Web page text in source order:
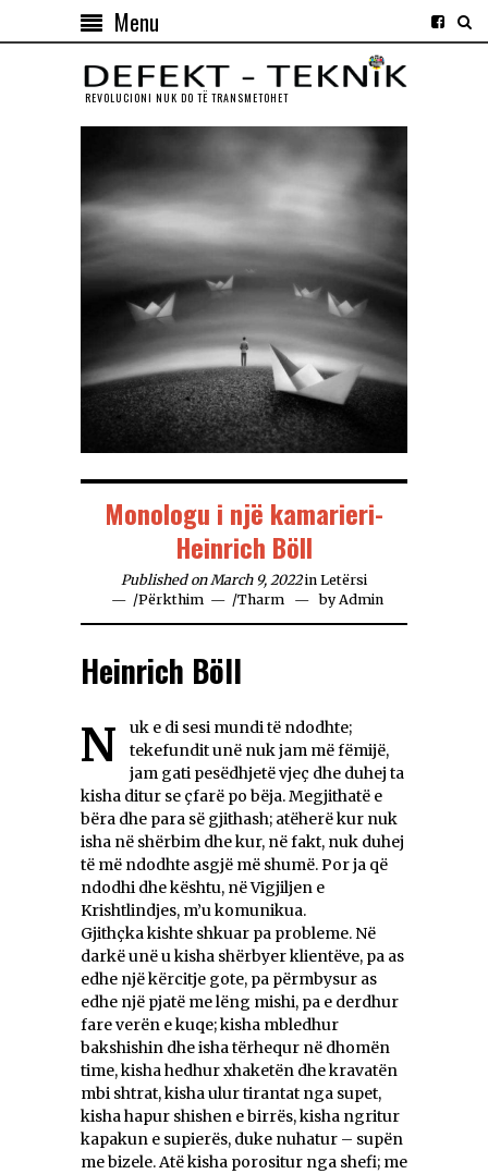
Menu
REVOLUCIONI NUK DO TЁ TRANSMETOHET
Monologu i një kamarieri-
Heinrich Böll
Published on March 9, 2022 in Letërsi
/Përkthim /Tharm byAdmin
Heinrich Böll
Nuk e di sesi mundi të ndodhte;
tekefundit unë nuk jam më fëmijë,
jam gati pesëdhjetë vjeç dhe duhej ta
kisha ditur se çfarë po bëja. Megjithatë e
bëra dhe para së gjithash; atëherë kur nuk
isha në shërbim dhe kur, në fakt, nuk duhej
të më ndodhte asgjë më shumë. Por ja që
ndodhi dhe kështu, në Vigjiljen e
Krishtlindjes, m’u komunikua.
Gjithçka kishte shkuar pa probleme. Në
darkë unë u kisha shërbyer klientëve, pa as
edhe një kërcitje gote, pa përmbysur as
edhe një pjatë me lëng mishi, pa e derdhur
fare verën e kuqe; kisha mbledhur
bakshishin dhe isha tërhequr në dhomën
time, kisha hedhur xhaketën dhe kravatën
mbi shtrat, kisha ulur tirantat nga supet,
kisha hapur shishen e birrës, kisha ngritur
kapakun e supierës, duke nuhatur – supën
me bizele. Atë kisha porositur nga shefi; me